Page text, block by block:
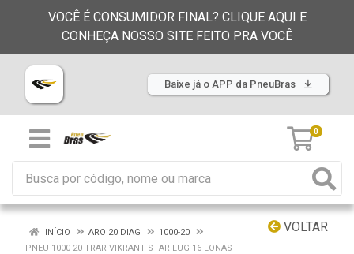
VOCÊ É CONSUMIDOR FINAL? CLIQUE AQUI E
CONHEÇA NOSSO SITE FEITO PRA VOCÊ
Baixe já o APP da PneuBras
0
VOLTAR
INÍCIO ARO 20 DIAG
1000-20
PNEU 1000-20 TRAR VIKRANT STAR LUG 16 LONAS